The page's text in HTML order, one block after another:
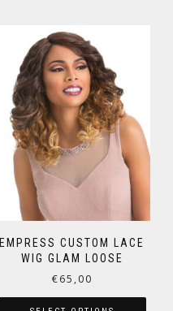
EMPRESS CUSTOM LACE
WIG GLAM LOOSE
€65,00